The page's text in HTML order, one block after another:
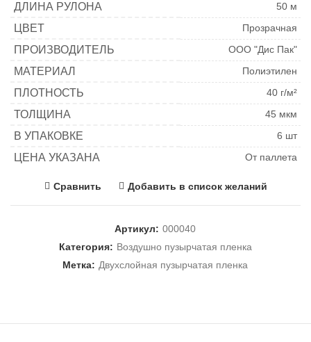
ДЛИНА РУЛОНА 50 м
ЦВЕТ Прозрачная
ПРОИЗВОДИТЕЛЬ ООО "Дис Пак"
МАТЕРИАЛ Полиэтилен
ПЛОТНОСТЬ 40 г/м²
ТОЛЩИНА 45 мкм
В УПАКОВКЕ 6 шт
ЦЕНА УКАЗАНА От паллета
Сравнить Добавить в список желаний
Артикул: 000040
Категория: Воздушно пузырчатая пленка
Метка: Двухслойная пузырчатая пленка